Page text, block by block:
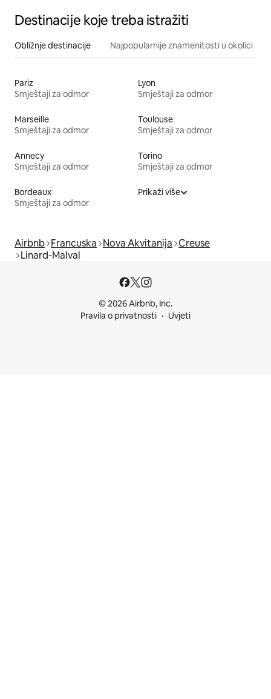
Destinacije koje treba istražiti
Obližnje destinacije Najpopularnije znamenitosti u okolici
Pariz
Smještaji za odmor
Lyon
Smještaji za odmor
Marseille
Smještaji za odmor
Toulouse
Smještaji za odmor
Annecy
Smještaji za odmor
Torino
Smještaji za odmor
Bordeaux
Smještaji za odmor
Prikaži više
Airbnb Francuska Nova Akvitanija Creuse
Linard-Malval
© 2026 Airbnb, Inc.
Pravila o privatnosti
Uvjeti